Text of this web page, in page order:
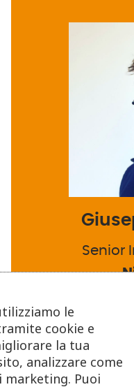
Senior
le
cookie e
la tua
analizzare come
Puoi